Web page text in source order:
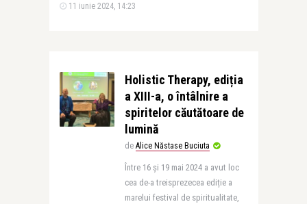
11 iunie 2024, 14:23
Holistic Therapy, ediția
a XIII-a, o întâlnire a
spiritelor căutătoare de
lumină
de Alice Năstase Buciuta
Între 16 și 19 mai 2024 a avut loc
cea de-a treisprezecea ediție a
marelui festival de spiritualitate,